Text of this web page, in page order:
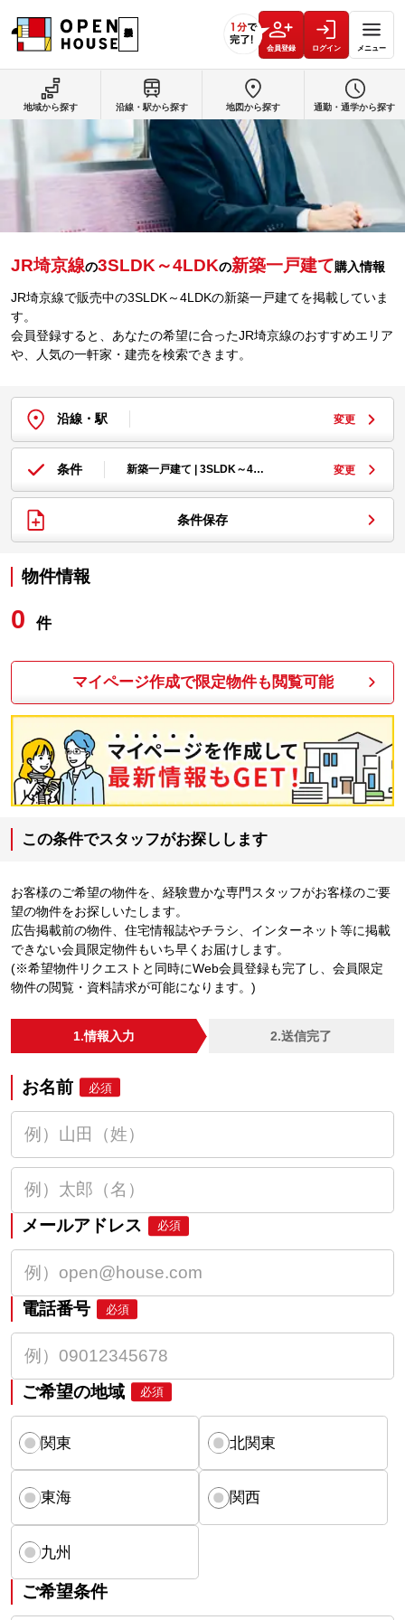
会員登録 ログイン メニュー
JR埼京線の3SLDK～4LDKの新築一戸建て購入情報
JR埼京線で販売中の3SLDK～4LDKの新築一戸建てを掲載していま
す。
会員登録すると、あなたの希望に合ったJR埼京線のおすすめエリア
や、人気の一軒家・建売を検索できます。
沿線・駅 変更
条件 新築一戸建て | 3SLDK～4… 変更
条件保存
物件情報
0 件
マイページ作成で限定物件も閲覧可能
この条件でスタッフがお探しします
お客様のご希望の物件を、経験豊かな専門スタッフがお客様のご要
望の物件をお探しいたします。
広告掲載前の物件、住宅情報誌やチラシ、インターネット等に掲載
できない会員限定物件もいち早くお届けします。
(※希望物件リクエストと同時にWeb会員登録も完了し、会員限定
物件の閲覧・資料請求が可能になります。)
1.情報入力 2.送信完了
お名前 必須
メールアドレス 必須
電話番号 必須
ご希望の地域 必須
関東 北関東
東海 関西
九州
ご希望条件
地域から探す 沿線・駅から探す 地図から探す 通勤・通学から探す